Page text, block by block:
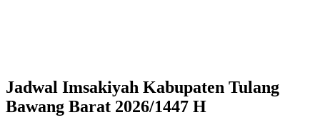
Jadwal Imsakiyah Kabupaten Tulang
Bawang Barat 2026/1447 H